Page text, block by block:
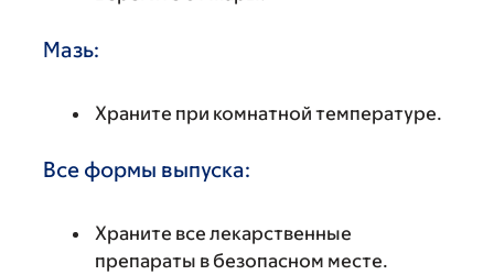
Мазь:
Храните при комнатной температуре.
Все формы выпуска:
Храните все лекарственные
препараты в безопасном месте.